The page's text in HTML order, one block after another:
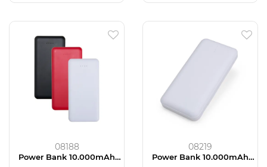
08188
Power Bank 10.000mAh
08219
Power Bank 10.000mAh